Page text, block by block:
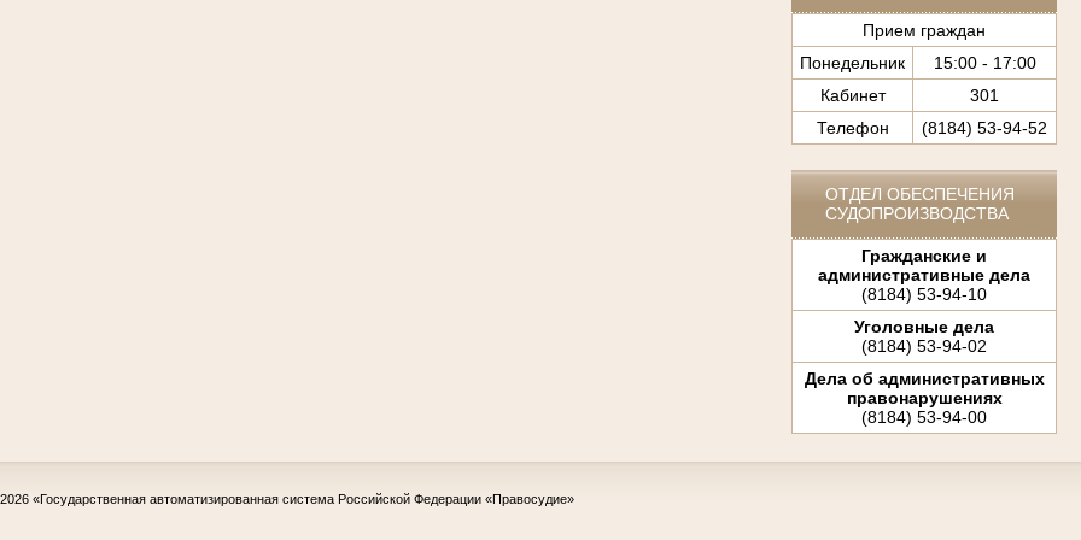
Прием граждан
Понедельник
15:00 - 17:00
Кабинет
301
Телефон
(8184) 53-94-52
ОТДЕЛ ОБЕСПЕЧЕНИЯ
СУДОПРОИЗВОДСТВА
Гражданские и
административные дела
(8184) 53-94-10
Уголовные дела
(8184) 53-94-02
Дела об административных
правонарушениях
(8184) 53-94-00
«Государственная автоматизированная система Российской Федерации «Правосудие»